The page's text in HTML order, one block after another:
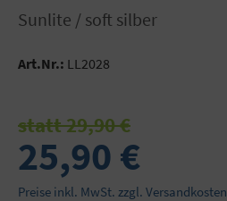
sunlite / soft silber
Art.Nr.: LL2028
statt 29,90 €
25,90 €
Preise inkl. MwSt. zzgl. Versandkosten